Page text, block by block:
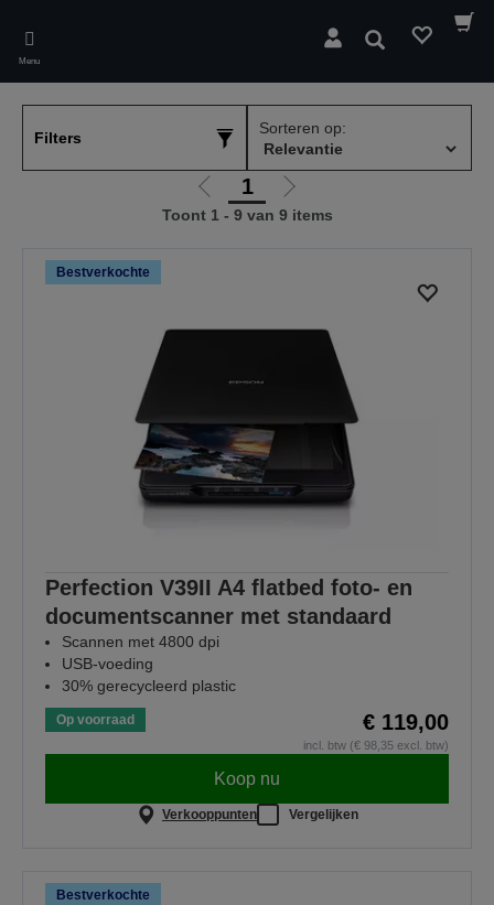
main
content
Menu
Zoeken
Filters
Sorteren op:
Ga
naar
1
Ga
naar
Toont 1 - 9 van 9 items
Bestverkochte
Perfection V39II A4 flatbed foto- en
documentscanner met standaard
Scannen met 4800 dpi
USB-voeding
30% gerecycleerd plastic
Op voorraad € 119,00
incl. btw (€ 98,35 excl. btw)
Koop nu
Verkooppunten Vergelijken
Bestverkochte